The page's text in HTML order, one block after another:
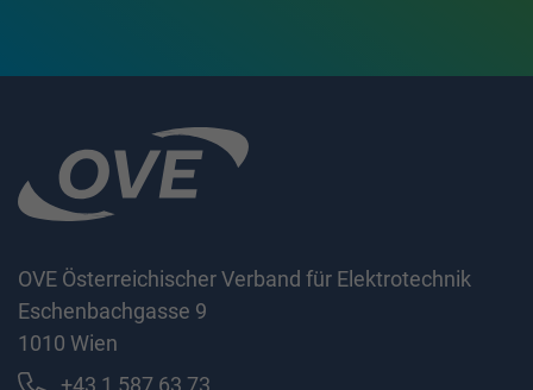
OVE Österreichischer Verband für Elektrotechnik
Eschenbachgasse 9
1010 Wien
+43 1 587 63 73